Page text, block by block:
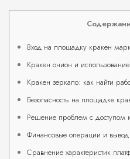
Вход на площадку кракен
Кракен онион и
Кракен зеркало: как найти
Безопасность на площадке
Решение проблем с доступом
Финансовые операции и вывод
Сравнение характеристик